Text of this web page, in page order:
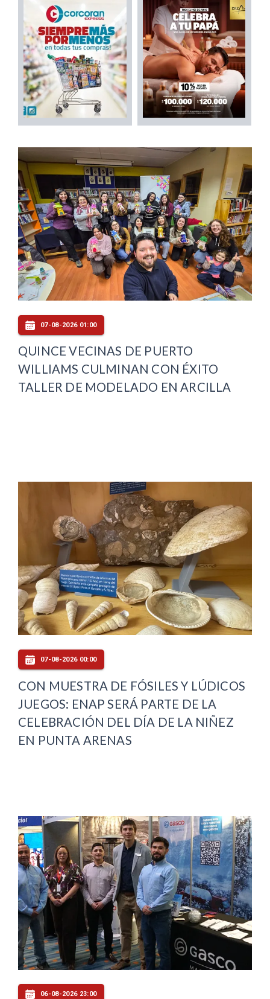
07-08-2026 01:00
QUINCE VECINAS DE PUERTO
WILLIAMS CULMINAN CON ÉXITO
TALLER DE MODELADO EN ARCILLA
07-08-2026 00:00
CON MUESTRA DE FÓSILES Y LÚDICOS
JUEGOS: ENAP SERÁ PARTE DE LA
CELEBRACIÓN DEL DÍA DE LA NIÑEZ
EN PUNTA ARENAS
06-08-2026 23:00